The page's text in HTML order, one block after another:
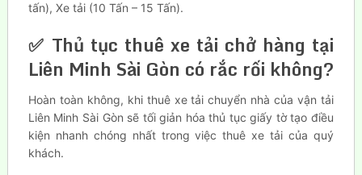
tấn), Xe tải (10 Tấn – 15 Tấn).
✅ Thủ tục thuê xe tải chở hàng tại
Liên Minh Sài Gòn có rắc rối không?
Hoàn toàn không, khi thuê xe tải chuyển nhà của vận tải
Liên Minh Sài Gòn sẽ tối giản hóa thủ tục giấy tờ tạo điều
kiện nhanh chóng nhất trong việc thuê xe tải của quý
khách.